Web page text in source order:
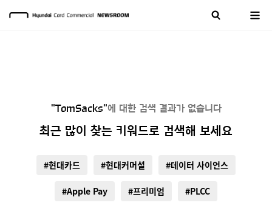
"TomSacks"에 대한 검색 결과가 없습니다
최근 많이 찾는 키워드로 검색해 보세요
#현대카드 #현대커머셜 #데이터 사이언스
#Apple Pay #프리미엄 #PLCC